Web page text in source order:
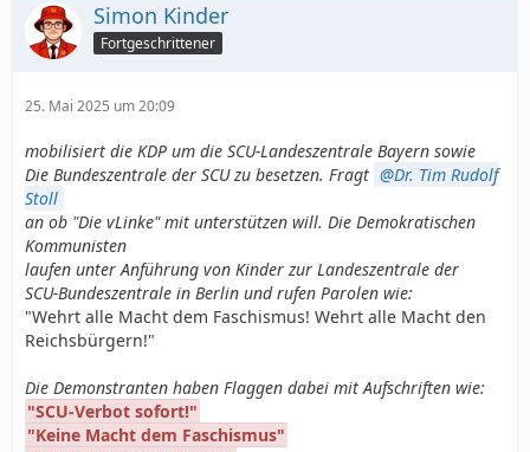
Simon Kinder
Fortgeschrittener
25. Mai 2025 um 20:09
mobilisiert die KDP um die SCU-Landeszentrale Bayern sowie
Die Bundeszentrale der SCU zu besetzen. Fragt
Dr. Tim Rudolf
Stoll
an ob "Die vLinke" mit unterstützen will. Die Demokratischen
Kommunisten
laufen unter Anführung von Kinder zur Landeszentrale der
SCU-Bundeszentrale in Berlin und rufen Parolen wie:
"Wehrt alle Macht dem Faschismus! Wehrt alle Macht den
Reichsbürgern!"
Die Demonstranten haben Flaggen dabei mit Aufschriften wie:
"SCU-Verbot sofort!"
"Keine Macht dem Faschismus"